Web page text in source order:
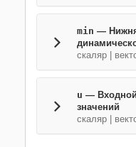
min —
скаляр |
u — Входной
значений
скаляр |